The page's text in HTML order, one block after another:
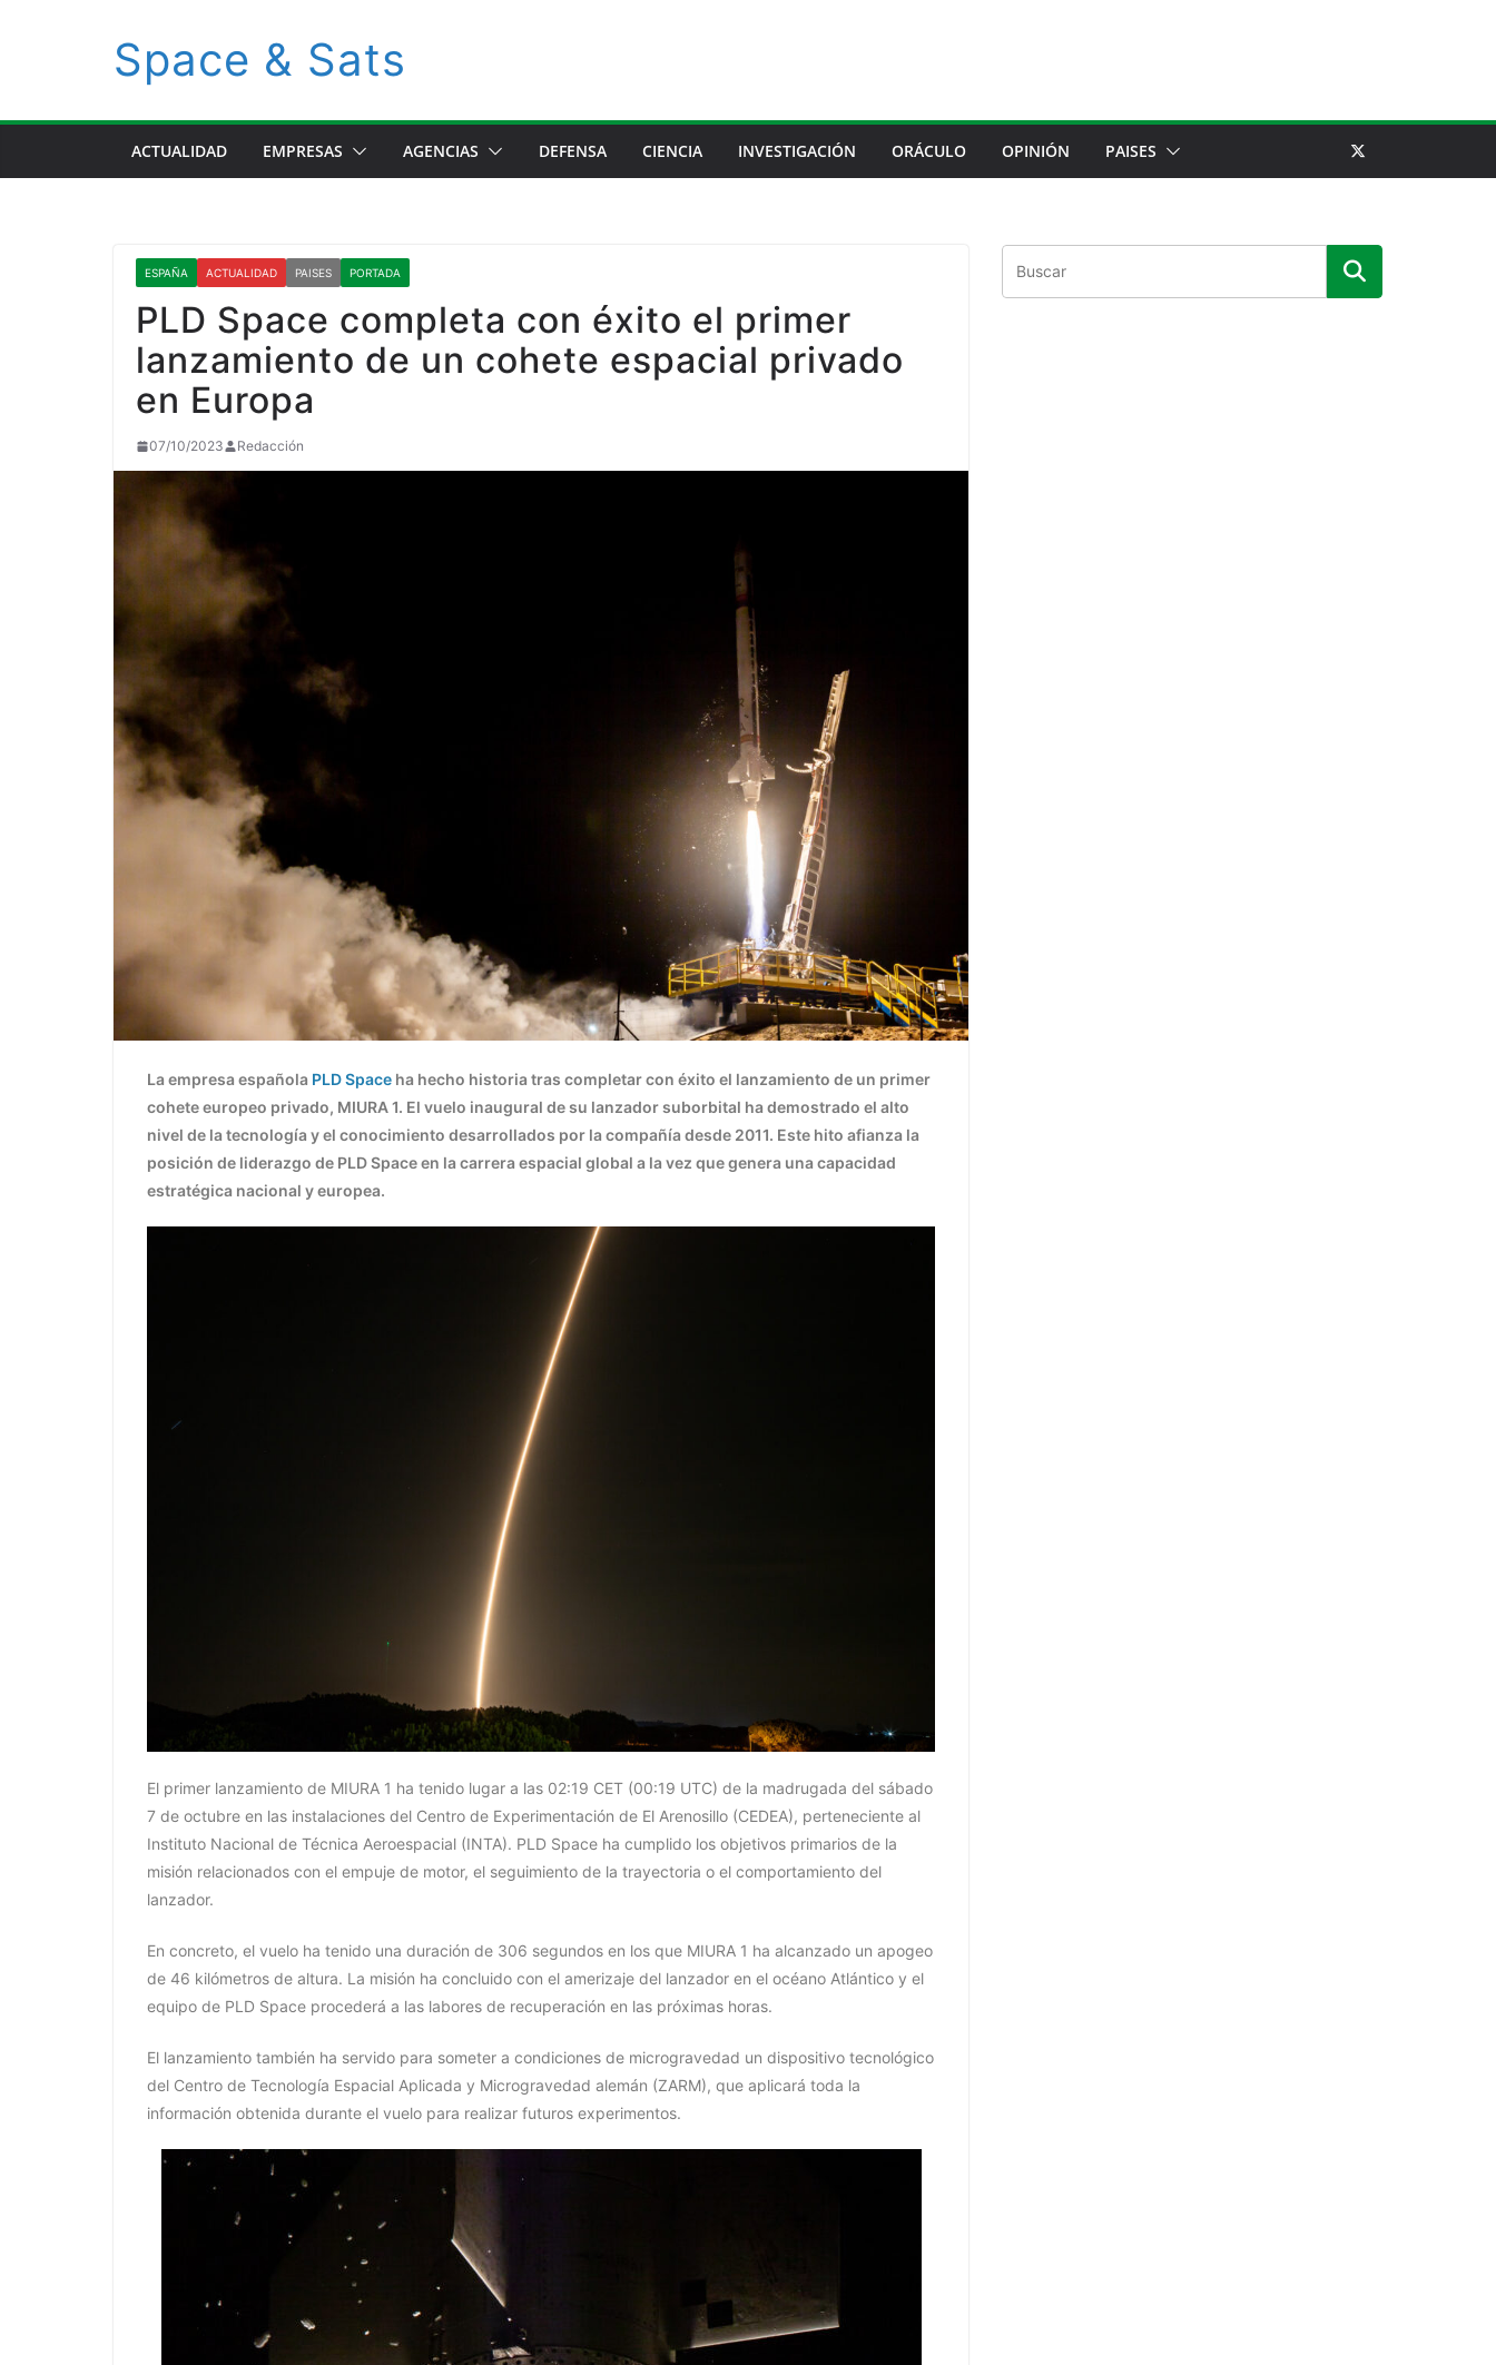
Space & Sats
ACTUALIDAD EMPRESAS AGENCIAS DEFENSA CIENCIA INVESTIGACIÓN ORÁCULO OPINIÓN PAISES
ESPAÑA ACTUALIDAD PAISES PORTADA
PLD Space completa con éxito el primer
lanzamiento de un cohete espacial privado
en Europa
07/10/2023 Redacción
La empresa española PLD Space ha hecho historia tras completar con éxito el lanzamiento de un primer
cohete europeo privado, MIURA 1. El vuelo inaugural de su lanzador suborbital ha demostrado el alto
nivel de la tecnología y el conocimiento desarrollados por la compañía desde 2011. Este hito afianza la
posición de liderazgo de PLD Space en la carrera espacial global a la vez que genera una capacidad
estratégica nacional y europea.
El primer lanzamiento de MIURA 1 ha tenido lugar a las 02:19 CET (00:19 UTC) de la madrugada del sábado
7 de octubre en las instalaciones del Centro de Experimentación de El Arenosillo (CEDEA), perteneciente al
Instituto Nacional de Técnica Aeroespacial (INTA). PLD Space ha cumplido los objetivos primarios de la
misión relacionados con el empuje de motor, el seguimiento de la trayectoria o el comportamiento del
lanzador.
En concreto, el vuelo ha tenido una duración de 306 segundos en los que MIURA 1 ha alcanzado un apogeo
de 46 kilómetros de altura. La misión ha concluido con el amerizaje del lanzador en el océano Atlántico y el
equipo de PLD Space procederá a las labores de recuperación en las próximas horas.
El lanzamiento también ha servido para someter a condiciones de microgravedad un dispositivo tecnológico
del Centro de Tecnología Espacial Aplicada y Microgravedad alemán (ZARM), que aplicará toda la
información obtenida durante el vuelo para realizar futuros experimentos.